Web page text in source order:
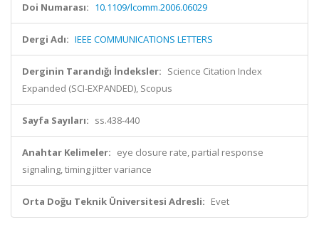
Doi Numarası: 10.1109/lcomm.2006.06029
Dergi Adı: IEEE COMMUNICATIONS LETTERS
Derginin Tarandığı İndeksler: Science Citation Index
Expanded (SCI-EXPANDED), Scopus
Sayfa Sayıları: ss.438-440
Anahtar Kelimeler: eye closure rate, partial response
signaling, timing jitter variance
Orta Doğu Teknik Üniversitesi Adresli: Evet